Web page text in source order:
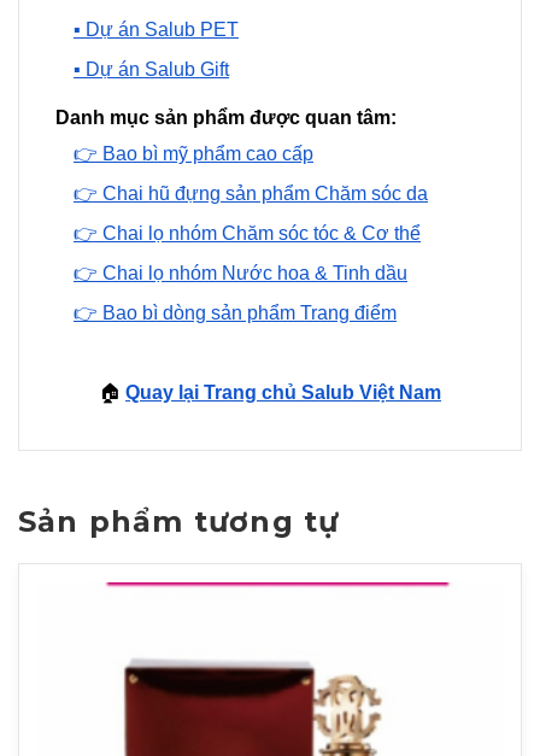
▪️ Dự án Salub PET
▪️ Dự án Salub Gift
Danh mục sản phẩm được quan tâm:
👉 Bao bì mỹ phẩm cao cấp
👉 Chai hũ đựng sản phẩm Chăm sóc da
👉 Chai lọ nhóm Chăm sóc tóc & Cơ thể
👉 Chai lọ nhóm Nước hoa & Tinh dầu
👉 Bao bì dòng sản phẩm Trang điểm
🏠 Quay lại Trang chủ Salub Việt Nam
Sản phẩm tương tự